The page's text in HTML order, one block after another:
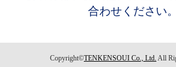
合わせください。
Copyright©TENKENSOUI Co., Ltd. All